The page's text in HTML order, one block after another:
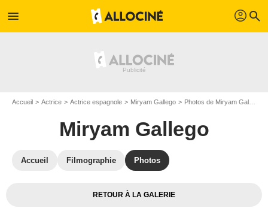
menu profil search
Accueil Actrice Actrice espagnole Miryam Gallego Photos de Miryam Gallego
Miryam Gallego
Accueil Filmographie Photos
RETOUR À LA GALERIE